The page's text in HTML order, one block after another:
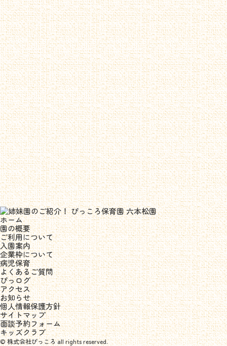
ホーム
園の概要
ご利用について
入園案内
企業枠について
病児保育
よくあるご質問
ぴっログ
アクセス
お知らせ
個人情報保護方針
サイトマップ
面談予約フォーム
キッズクラブ
© 株式会社ぴっころ all rights reserved.